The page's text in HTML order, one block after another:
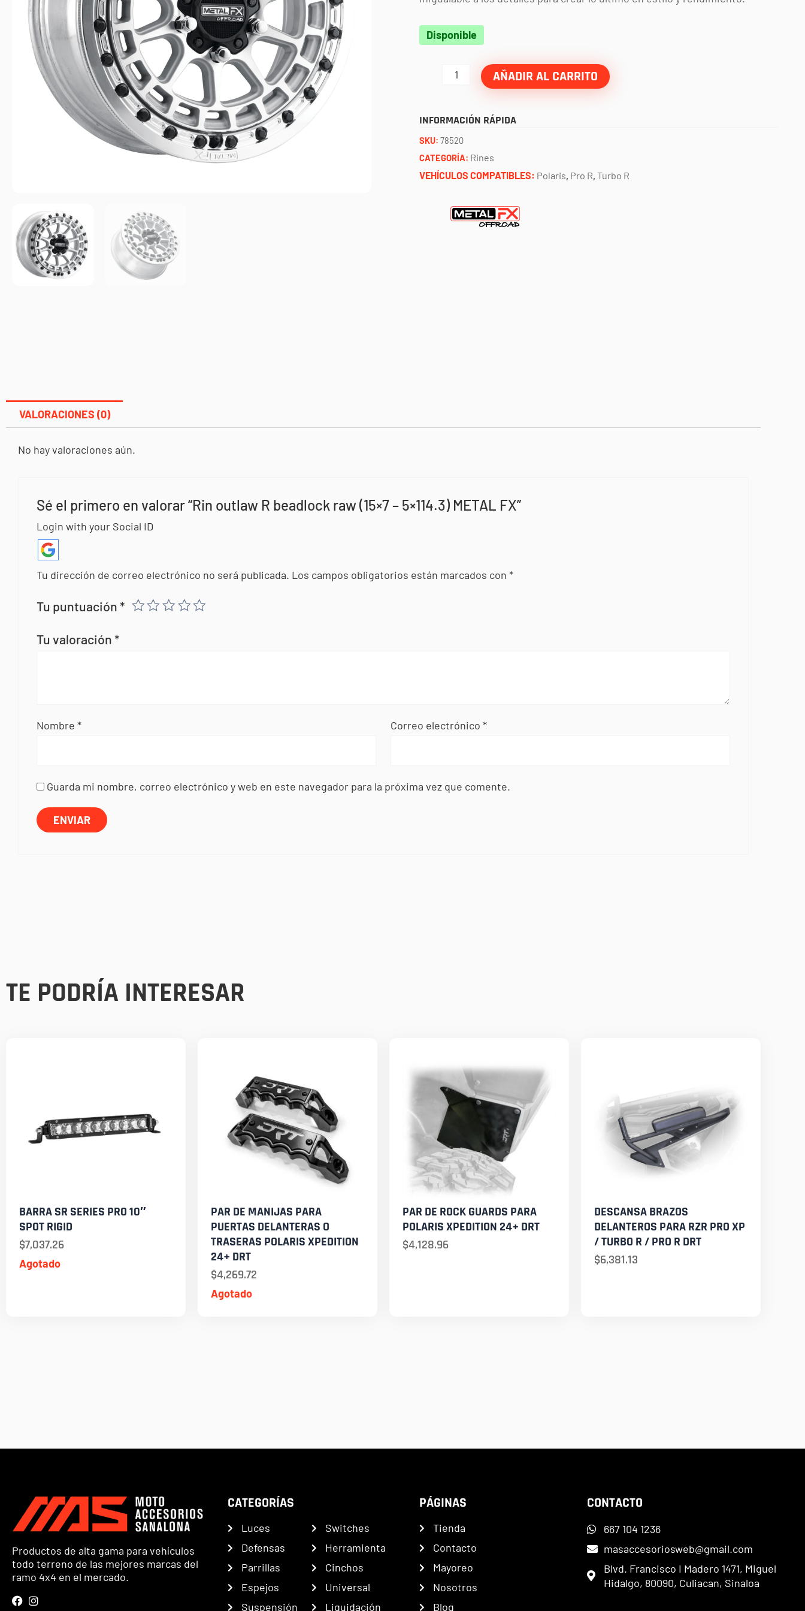
Disponible
Rin
-
5x114.3)
AÑADIR AL CARRITO
INFORMACIÓN RÁPIDA
SKU: 78520
CATEGORÍA: Rines
VEHÍCULOS COMPATIBLES: Polaris, Pro R, Turbo R
VALORACIONES (0)
No hay valoraciones aún.
Sé el primero en valorar “Rin outlaw R beadlock raw (15×7 – 5×114.3) METAL FX”
Login with your Social ID
Tu dirección de correo electrónico no será publicada. Los campos obligatorios están marcados con*
Tu puntuación*
Tu valoración*
Nombre* Correo electrónico *
Guarda mi nombre, correo electrónico y web en este navegador para la próxima vez que comente.
TE PODRÍA INTERESAR
Agotado
BARRA SR SERIES PRO 10″
SPOT RIGID
$7,037.26
Agotado
PAR DE MANIJAS PARA
PUERTAS DELANTERAS O
TRASERAS POLARIS XPEDITION
24+ DRT
$4,269.72
PAR DE ROCK GUARDS PARA
POLARIS XPEDITION 24+ DRT
$4,128.96
DESCANSA BRAZOS
DELANTEROS PARA RZR PRO XP
/ TURBO R / PRO R DRT
$6,381.13
Productos de alta gama para vehículos
todo terreno de las mejores marcas del
ramo 4x4 en el mercado.
CATEGORÍAS
Luces
Defensas
Parrillas
Espejos
Suspensión
Switches
Herramienta
Cinchos
Universal
Liquidación
PÁGINAS
Tienda
Contacto
Mayoreo
Nosotros
Blog
CONTACTO
667 104 1236
masaccesoriosweb@gmail.com
Blvd. Francisco I Madero 1471, Miguel
Hidalgo, 80090, Culiacan, Sinaloa